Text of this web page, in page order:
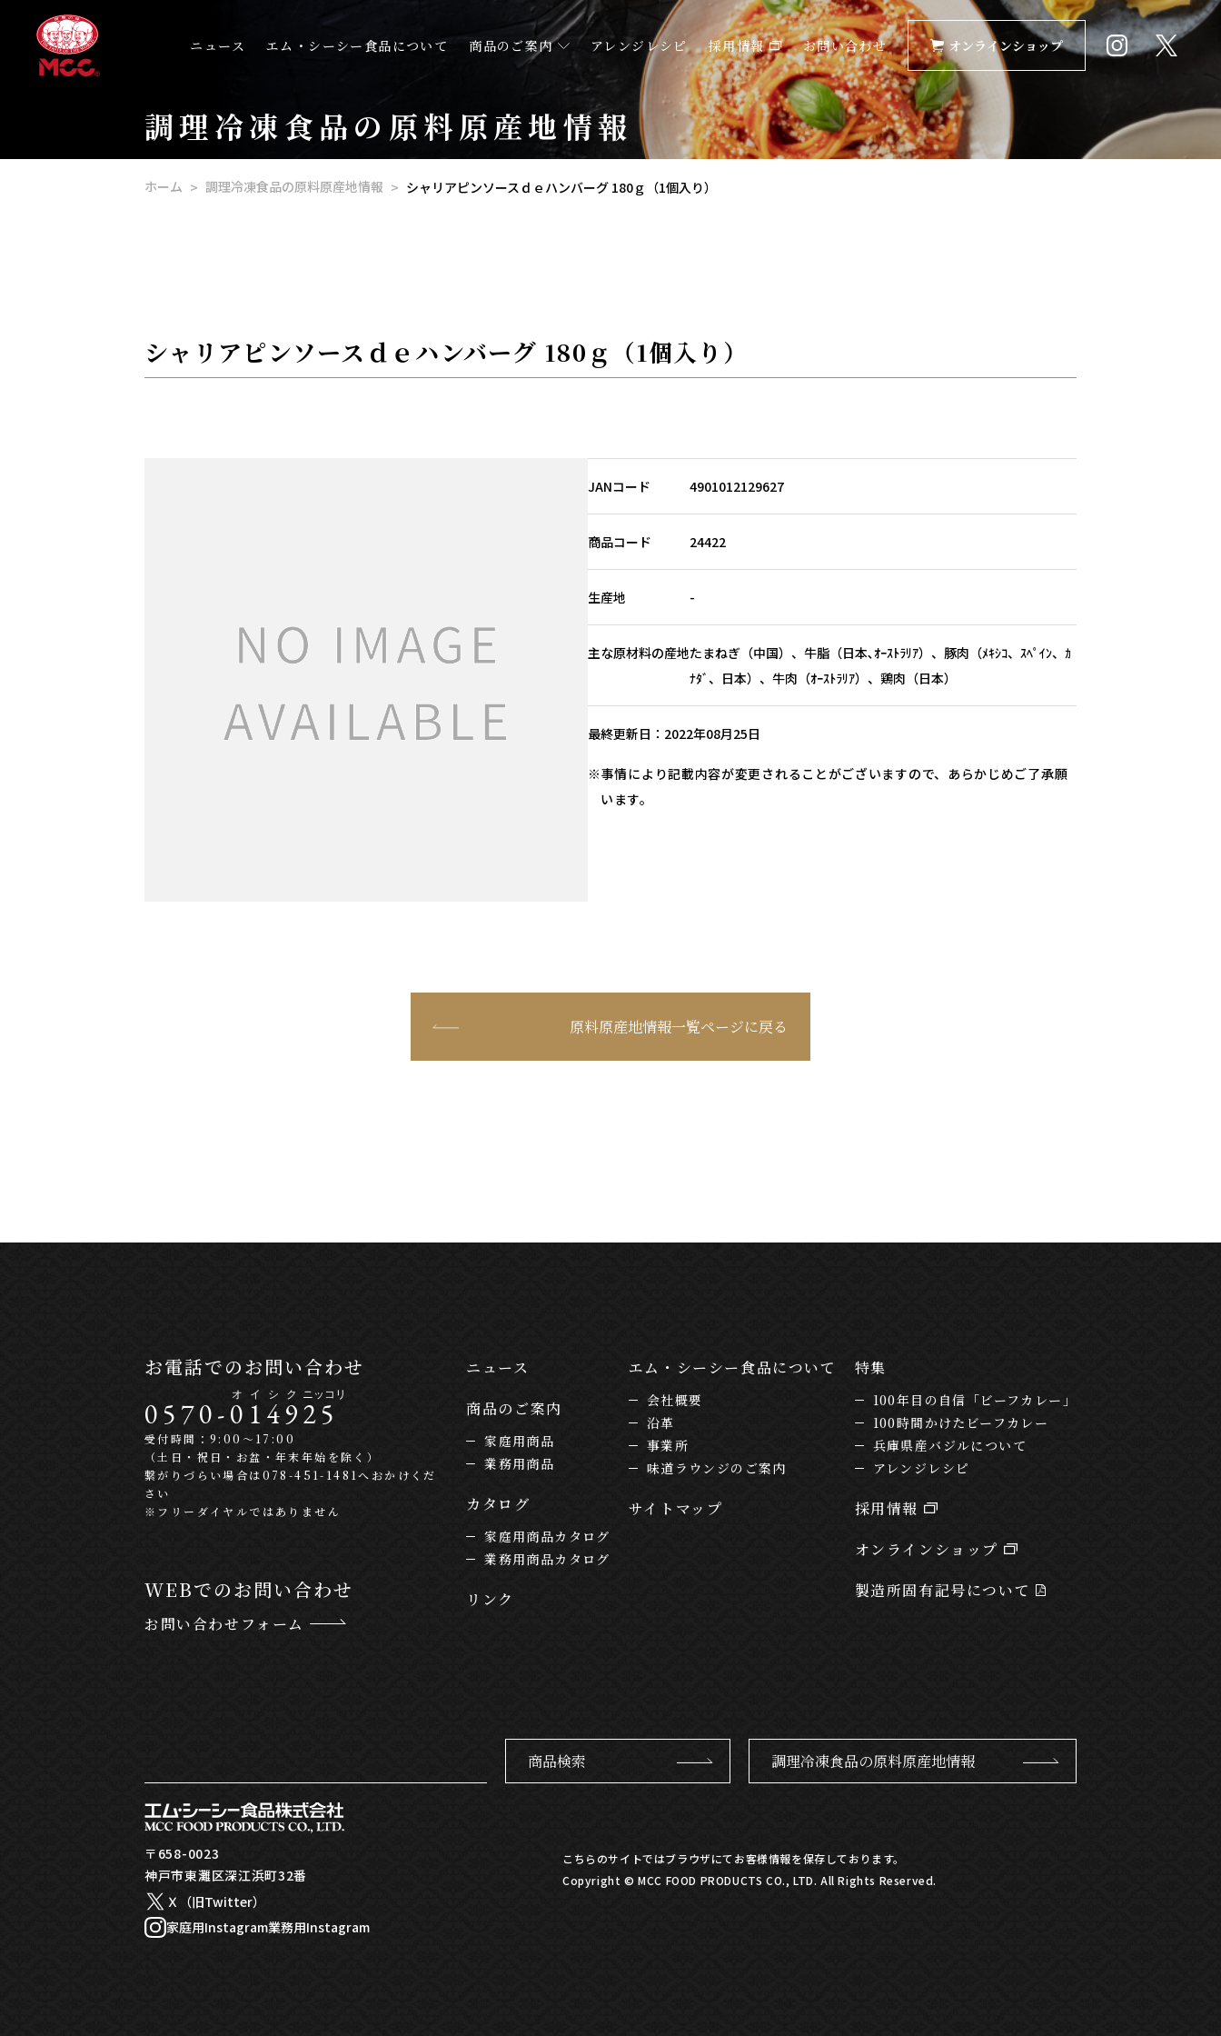
ニュース エム・シーシー食品について 商品のご案内 アレンジレシピ 採用情報 お問い合わせ オンラインショップ
調理冷凍食品の原料原産地情報
ホーム 調理冷凍食品の原料原産地情報 シャリアピンソースｄｅハンバーグ 180ｇ（1個入り）
シャリアピンソースｄｅハンバーグ 180ｇ（1個入り）
JANコード 4901012129627
商品コード 24422
生産地 -
主な原材料の産地たまねぎ（中国）、牛脂（日本､ｵｰｽﾄﾗﾘｱ）、豚肉（ﾒｷｼｺ、ｽﾍﾟｲﾝ、ｶ
ﾅﾀﾞ、日本）、牛肉（ｵｰｽﾄﾗﾘｱ）、鶏肉（日本）
最終更新日 2022年08月25日
事情により記載内容が変更されることがございますので、あらかじめご了承願
います。
原料原産地情報一覧ページに戻る
お電話でのお問い合わせ
0570-0 1 4925
受付時間：9:00〜17:00
（土日・祝日・お盆・年末年始を除く）
繋がりづらい場合は078-451-1481へおかけくだ
さい
※フリーダイヤルではありません
WEBでのお問い合わせ
お問い合わせフォーム
ニュース
商品のご案内
家庭用商品
業務用商品
カタログ
家庭用商品カタログ
業務用商品カタログ
リンク
エム・シーシー食品について
会社概要
沿革
事業所
味道ラウンジのご案内
サイトマップ
特集
100年目の自信「ビーフカレー」
100時間かけたビーフカレー
兵庫県産バジルについて
アレンジレシピ
採用情報
オンラインショップ
製造所固有記号について
商品検索 調理冷凍食品の原料原産地情報
〒658-0023
神戸市東灘区深江浜町32番
Ｘ（旧Twitter）
家庭用Instagram業務用Instagram
こちらのサイトではブラウザにてお客様情報を保存しております。
Copyright © MCC FOOD PRODUCTS CO., LTD. All Rights Reserved.